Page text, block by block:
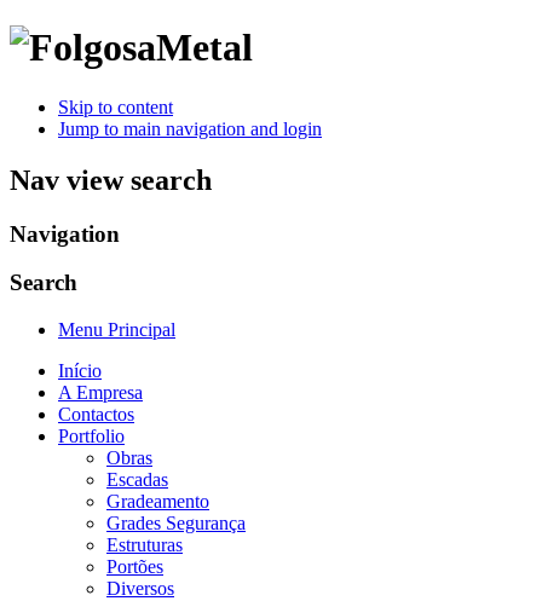
Skip to content
Jump to main navigation and login
Nav view search
Navigation
Search
Menu Principal
Início
A Empresa
Contactos
Portfolio
Obras
Escadas
Gradeamento
Grades Segurança
Estruturas
Portões
Diversos